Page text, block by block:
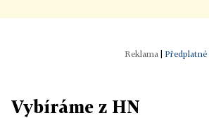
Předplatné
Vybíráme z HN